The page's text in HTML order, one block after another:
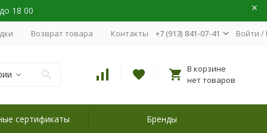
18 00
Возврат товара Контакты +7 (913) 841-07-41 Войти /
В корзине
нет товаров
сертификаты Бренды